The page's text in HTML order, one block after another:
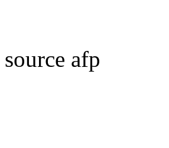
source afp